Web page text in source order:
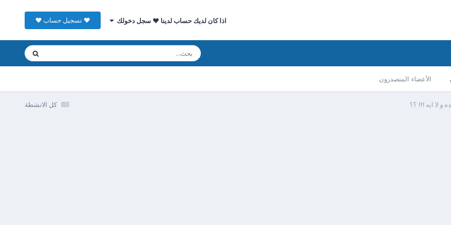
اذا كان لديك حساب لدينا ♥ سجل دخولك ♥ تسجيل حساب ♥
الأعضاء المتصدرون
كل الانشطة و لا ايه !!! ؟؟